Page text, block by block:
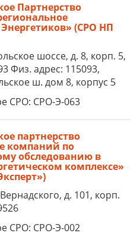
Партнерство
(СРО НП
шоссе, д. 8, корп. 5,
Физ. адрес: 115093,
ш. дом 8, корпус 5
СРО: СРО-Э-063
партнерство
компаний по
обследованию в
комплексе»
д. 101, корп.
СРО: СРО-Э-002